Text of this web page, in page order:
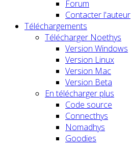
Forum
Contacter l'auteur
Téléchargements
Télécharger Noethys
Version Windows
Version Linux
Version Mac
Version Beta
En télécharger plus
Code source
Connecthys
Nomadhys
Goodies